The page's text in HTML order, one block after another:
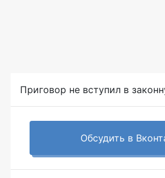
Приговор не вступил в
Обсудить в